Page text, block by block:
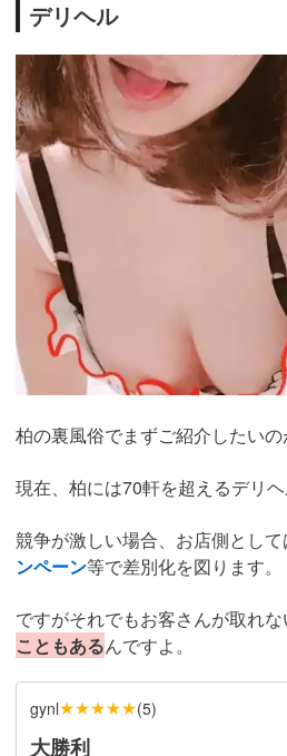
デリヘル
柏の裏風俗でまずご紹介したいの
現在、柏には70軒を超えるデリヘ
競争が激しい場合、お店側とし
ンペーン等で差別化を図ります。
ですがそれでもお客さんが取れ
こともあるんですよ。
gynl★★★★★(5)
大勝利